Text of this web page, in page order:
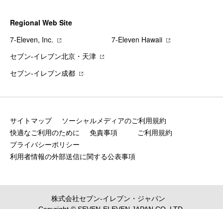
Regional Web Site
7‐Eleven, Inc.
7‐Eleven Hawaii
セブン‐イレブン北京・天津
セブン‐イレブン成都
サイトマップ
ソーシャルメディアのご利用規約
快適なご利用のために
免責事項
ご利用規約
プライバシーポリシー
利用者情報の外部送信に関する公表事項
株式会社セブン‐イレブン・ジャパン